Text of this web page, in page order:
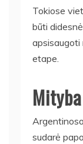
Tokiose
būti
etape.
sudarė